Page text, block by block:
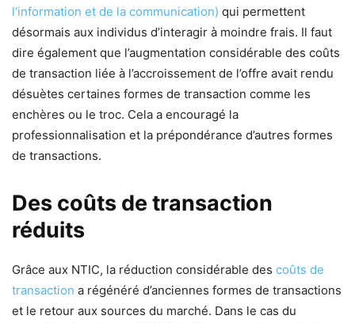
l’information et de la communication) qui permettent
désormais aux individus d’interagir à moindre frais. Il faut
dire également que l’augmentation considérable des coûts
de transaction liée à l’accroissement de l’offre avait rendu
désuètes certaines formes de transaction comme les
enchères ou le troc. Cela a encouragé la
professionnalisation et la prépondérance d’autres formes
de transactions.
Des coûts de transaction
réduits
Grâce aux NTIC, la réduction considérable des coûts de
transaction a régénéré d’anciennes formes de transactions
et le retour aux sources du marché. Dans le cas du